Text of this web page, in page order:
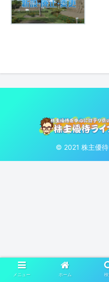
© 2021 株主優
メニュー ホーム